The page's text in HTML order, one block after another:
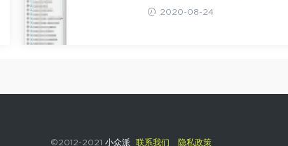
ws6.8出现无密码直接进入数据
2020-08-24
©2012-2021 小众派 联系我们 隐私政策